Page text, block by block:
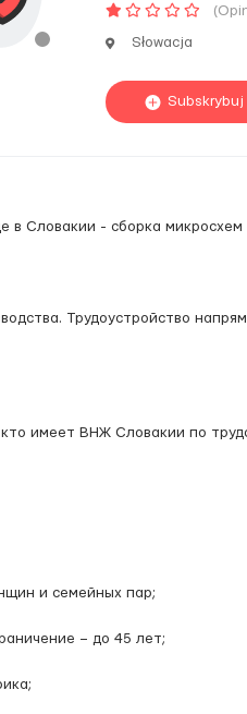
Słowacja
Subskrybuj
в Словакии - сборка
Трудоустройство
имеет ВНЖ Словакии по
и семейных пар;
– до 45 лет;